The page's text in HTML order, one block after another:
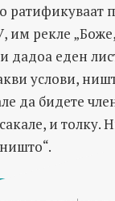
ратификуваат
им рекле
дадоа еден
услови,
да бидете
и толку.